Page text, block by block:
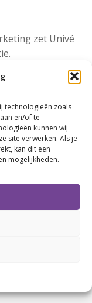
technologieën zoals
en/of te
kunnen wij
site verwerken. Als je
kan dit een
mogelijkheden.
zet Univé